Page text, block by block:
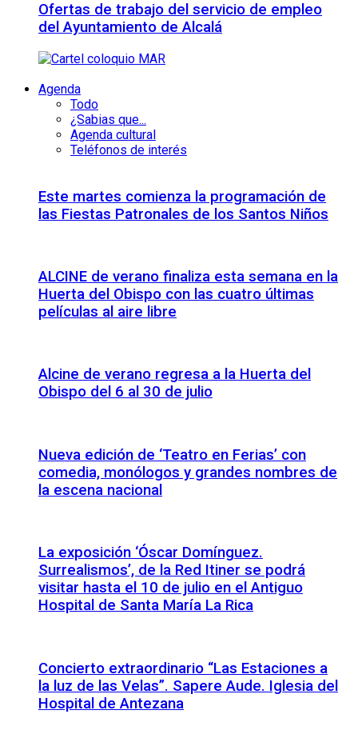
Ofertas de trabajo del servicio de empleo
del Ayuntamiento de Alcalá
Agenda
Todo
¿Sabias que...
Agenda cultural
Teléfonos de interés
Este martes comienza la programación de
las Fiestas Patronales de los Santos Niños
ALCINE de verano finaliza esta semana en la
Huerta del Obispo con las cuatro últimas
películas al aire libre
Alcine de verano regresa a la Huerta del
Obispo del 6 al 30 de julio
Nueva edición de ‘Teatro en Ferias’ con
comedia, monólogos y grandes nombres de
la escena nacional
La exposición ‘Óscar Domínguez.
Surrealismos’, de la Red Itiner se podrá
visitar hasta el 10 de julio en el Antiguo
Hospital de Santa María La Rica
Concierto extraordinario “Las Estaciones a
la luz de las Velas”. Sapere Aude. Iglesia del
Hospital de Antezana